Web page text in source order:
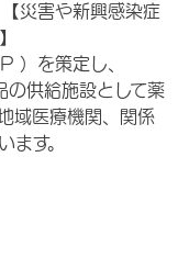
災害や新興感染症
）を策定し、
の供給施設として薬
域医療機関、関係
ます。